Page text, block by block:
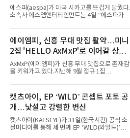
증명한 존재감
에스파(aespa)가 미국 시카고를 뜨겁게 달궜다.
소속사 에스엠엔터테인먼트는 4일 “에스파가
서 열린 ‘롤라팔루자 시카고’(Lollapalooza
Chicago)의 알리안츠 스테이지에 올랐다”며
“총 14곡으로 구성된 세트리스트를 선사, 데뷔 7
년 차다운 노련한 무대 매너와 파워풀한 에너지
로 현장의 분위기를 압도했다”고 밝혔다.1991
년 시작된 ‘롤라팔루자’는 8개 스테이지, 170여
팀의 아티스트와 40만 명 이상의 관객이 운집하
코르티스 등 K팝 스타들이 출연진 명단에 이름
을 올렸다.이날 에스파는
에이엠피, 신흥 무대 맛집 활약…미니
2집 'HELLO AxMxP'로 이어갈 상승
세
AxMxP(에이엠피)가 신흥 무대 맛집으로 존재감
을 키워가고 있다.지난해 9월 정규 1집
AxMxP는 데뷔 전부터 버스킹과 각종 페스티벌,
공연 무대에 오르며 실전 경험을 쌓아왔다.이들
은 소속사 패밀리 콘서트를 비롯해 '뷰티풀 민트
라이프 2025', '2025 부산국제록페스티벌' 등 대
형 무대에 잇달아 출연해 당찬 에너지와 풋풋한
매력으로 음악팬들의 눈도장을 찍었다.이후
AxMxP는 '카운트다운 판타지 2025-2026',
캣츠아이, EP ‘WILD’ 콘셉트 포토 공
개…낯설고 강렬한 변신
캣츠아이(KATSEYE)가 31일(한국시간) 공식 소
셜미디어를 통해 세 번째 EP ‘WILD(와일드)’의